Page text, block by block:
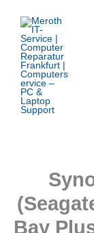
Inhalt
springen
Bay